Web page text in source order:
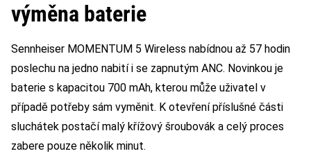
výměna baterie
Sennheiser MOMENTUM 5 Wireless nabídnou až 57 hodin
poslechu na jedno nabití i se zapnutým ANC. Novinkou je
baterie s kapacitou 700 mAh, kterou může uživatel v
případě potřeby sám vyměnit. K otevření příslušné části
sluchátek postačí malý křížový šroubovák a celý proces
zabere pouze několik minut.